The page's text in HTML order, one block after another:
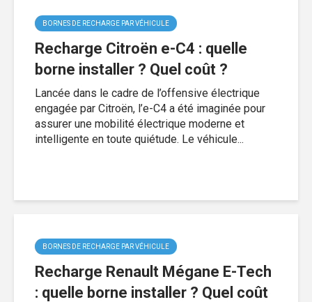
BORNES DE RECHARGE PAR VÉHICULE
Recharge Citroën e-C4 : quelle
borne installer ? Quel coût ?
Lancée dans le cadre de l’offensive électrique
engagée par Citroën, l’e-C4 a été imaginée pour
assurer une mobilité électrique moderne et
intelligente en toute quiétude. Le véhicule...
BORNES DE RECHARGE PAR VÉHICULE
Recharge Renault Mégane E-Tech
: quelle borne installer ? Quel coût